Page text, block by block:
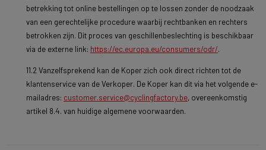
betrekking tot online bestellingen op te lossen zonder de noodzaak
van een gerechtelijke procedure waarbij rechtbanken en rechters
betrokken zijn. Dit proces van geschillenbeslechting is beschikbaar
via de externe link: https://ec.europa.eu/consumers/odr/.
11.2 Vanzelfsprekend kan de Koper zich ook direct richten tot de
klantenservice van de Verkoper. De Koper kan dit via het volgende e-
mailadres: customer.service@cyclingfactory.be, overeenkomstig
artikel 8.4. van huidige algemene voorwaarden.